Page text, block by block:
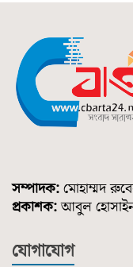
সম্পাদক: মোহাম্মদ
প্রকাশক:আবুল
যোগাযোগ